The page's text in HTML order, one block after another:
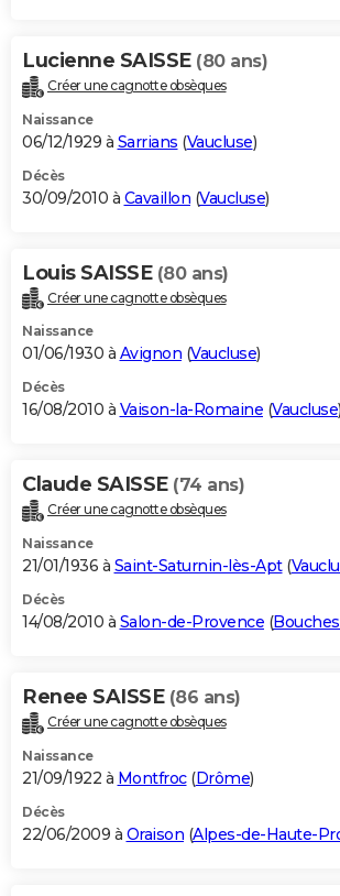
Lucienne SAISSE (80 ans)
Créer une cagnotte obsèques
Naissance
06/12/1929 à Sarrians (Vaucluse)
Décès
30/09/2010 à Cavaillon (Vaucluse)
Louis SAISSE (80 ans)
Créer une cagnotte obsèques
Naissance
01/06/1930 à Avignon (Vaucluse)
Décès
16/08/2010 à Vaison-la-Romaine (Vaucluse)
Claude SAISSE (74 ans)
Créer une cagnotte obsèques
Naissance
21/01/1936 à Saint-Saturnin-lès-Apt(
Décès
14/08/2010 à Salon-de-Provence (
Renee SAISSE (86 ans)
Créer une cagnotte obsèques
Naissance
21/09/1922 à Montfroc(Drôme)
Décès
22/06/2009 à Oraison (Alpes-de-Haute-